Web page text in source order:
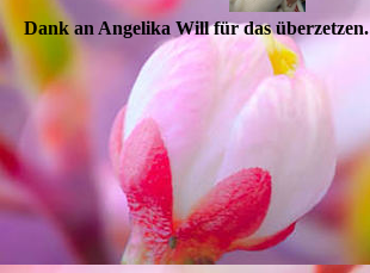
Dank an Angelika Will für das überzetzen.